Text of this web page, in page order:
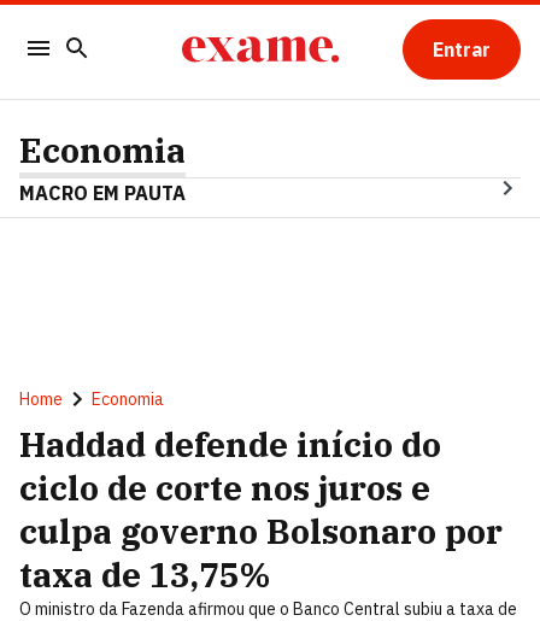
Entrar
Economia
MACRO EM PAUTA
Home Economia
Haddad defende início do
ciclo de corte nos juros e
culpa governo Bolsonaro por
taxa de 13,75%
O ministro da Fazenda afirmou que o Banco Central subiu a taxa de